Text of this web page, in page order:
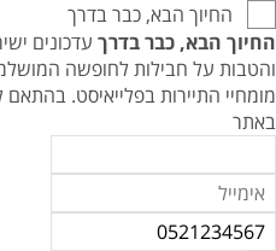
החיוך הבא, כבר בדרך
החיוך הבא, כבר בדרך עדכונים
והטבות על חבילות לחופשה
מומחיי התיירות בפלייאיסט. בהתאם
באתר